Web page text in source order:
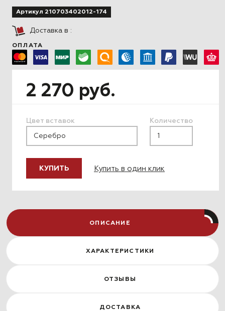
Артикул 210703402012-174
Доставка в :
ОПЛАТА
2 270 руб.
Цвет вставок Количество
КУПИТЬ Купить в один клик
ОПИСАНИЕ
ХАРАКТЕРИСТИКИ
ОТЗЫВЫ
ДОСТАВКА